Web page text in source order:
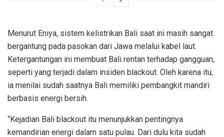
Menurut Eniya, sistem kelistrikan Bali saat ini masih sangat
bergantung pada pasokan dari Jawa melalui kabel laut.
Ketergantungan ini membuat Bali rentan terhadap gangguan,
seperti yang terjadi dalam insiden blackout. Oleh karena itu,
ia menilai sudah saatnya Bali memiliki pembangkit mandiri
berbasis energi bersih.
“Kejadian Bali blackout itu menunjukkan pentingnya
kemandirian energi dalam satu pulau. Dari dulu kita sudah